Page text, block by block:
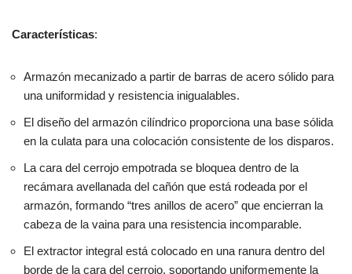
Características:
Armazón mecanizado a partir de barras de acero sólido para
una uniformidad y resistencia inigualables.
El diseño del armazón cilíndrico proporciona una base sólida
en la culata para una colocación consistente de los disparos.
La cara del cerrojo empotrada se bloquea dentro de la
recámara avellanada del cañón que está rodeada por el
armazón, formando “tres anillos de acero” que encierran la
cabeza de la vaina para una resistencia incomparable.
El extractor integral está colocado en una ranura dentro del
borde de la cara del cerrojo, soportando uniformemente la